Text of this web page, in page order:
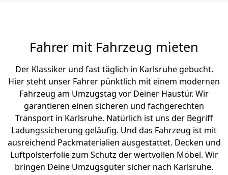
Fahrer mit Fahrzeug mieten
Der Klassiker und fast täglich in Karlsruhe gebucht.
Hier steht unser Fahrer pünktlich mit einem modernen
Fahrzeug am Umzugstag vor Deiner Haustür. Wir
garantieren einen sicheren und fachgerechten
Transport in Karlsruhe. Natürlich ist uns der Begriff
Ladungssicherung geläufig. Und das Fahrzeug ist mit
ausreichend Packmaterialien ausgestattet. Decken und
Luftpolsterfolie zum Schutz der wertvollen Möbel. Wir
bringen Deine Umzugsgüter sicher nach Karlsruhe.